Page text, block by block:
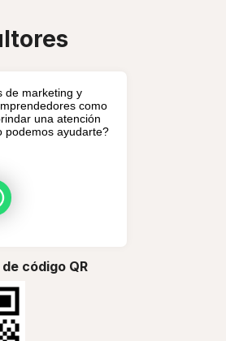
de marketing y
como
una atención
podemos ayudarte?
código QR